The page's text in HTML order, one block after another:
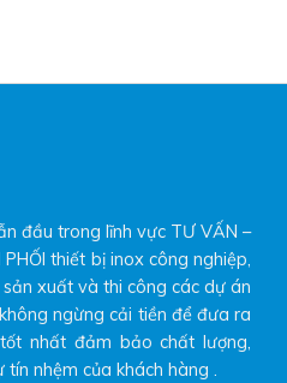
đầu trong lĩnh vực TƯ VẤN –
thiết bị inox công nghiệp,
xuất và thi công các dự án
ngừng cải tiền để đưa ra
nhất đảm bảo chất lượng,
nhệm của khách hàng .